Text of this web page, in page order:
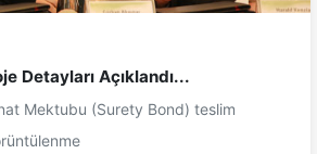
Detayları Açıklandı...
Mektubu (Surety Bond) teslim